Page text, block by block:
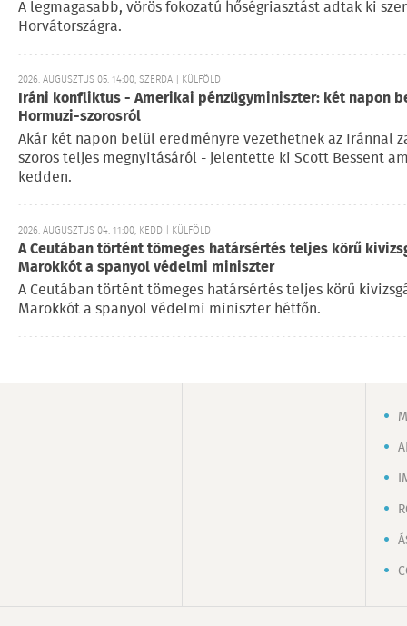
A legmagasabb, vörös fokozatú hőségriasztást adtak ki
Horvátországra.
2026. AUGUSZTUS 05. 14:00, SZERDA | KÜLFÖLD
Iráni konfliktus - Amerikai pénzügyminiszter: két napon
Hormuzi-szorosról
Akár két napon belül eredményre vezethetnek az Iránnal
szoros teljes megnyitásáról - jelentette ki Scott Bessent
kedden.
2026. AUGUSZTUS 04. 11:00, KEDD | KÜLFÖLD
A Ceutában történt tömeges határsértés teljes körű
Marokkót a spanyol védelmi miniszter
A Ceutában történt tömeges határsértés teljes körű
Marokkót a spanyol védelmi miniszter hétfőn.